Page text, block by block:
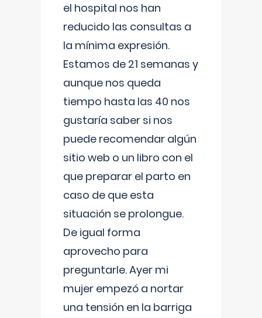
el hospital nos han
reducido las consultas a
la mínima expresión.
Estamos de 21 semanas y
aunque nos queda
tiempo hasta las 40 nos
gustaría saber si nos
puede recomendar algún
sitio web o un libro con el
que preparar el parto en
caso de que esta
situación se prolongue.
De igual forma
aprovecho para
preguntarle. Ayer mi
mujer empezó a nortar
una tensión en la barriga